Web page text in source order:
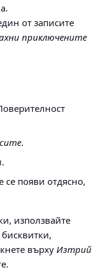
от записите
приключените
.
се появи отдясно,
използвайте
върху Изтрий